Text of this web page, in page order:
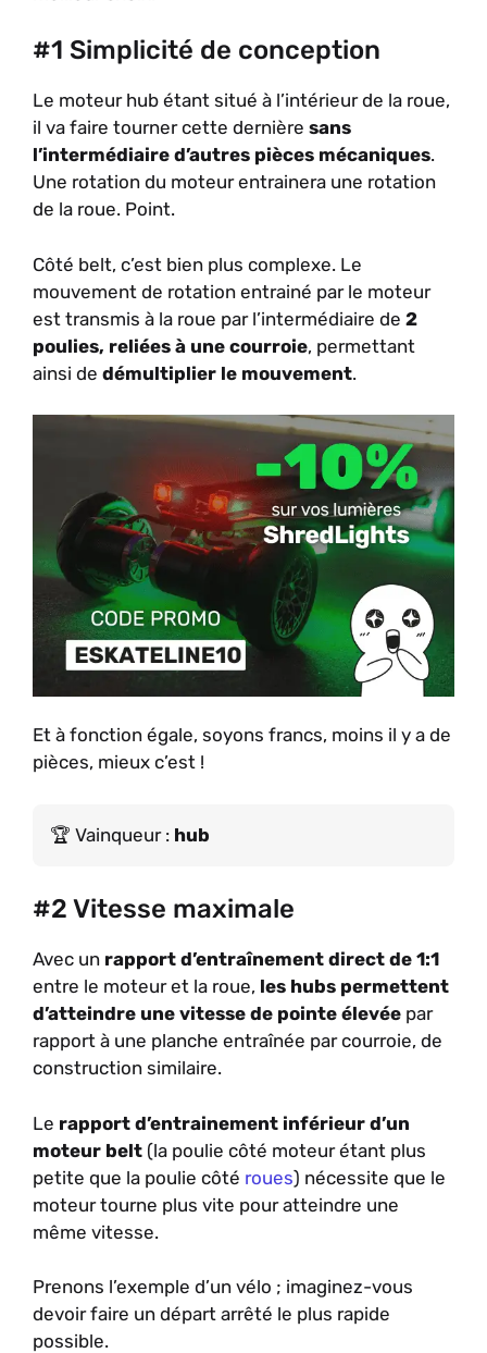
#1 Simplicité de conception
Le moteur hub étant situé à l’intérieur de la roue,
il va faire tourner cette dernière sans
l’intermédiaire d’autres pièces mécaniques.
Une rotation du moteur entrainera une rotation
de la roue. Point.
Côté belt, c’est bien plus complexe. Le
mouvement de rotation entrainé par le moteur
est transmis à la roue par l’intermédiaire de 2
poulies, reliées à une courroie, permettant
ainsi de démultiplier le mouvement.
Et à fonction égale, soyons francs, moins il y a de
pièces, mieux c’est !
Vainqueur : hub
#2 Vitesse maximale
Avec un rapport d’entraînement direct de 1:1
entre le moteur et la roue, les hubs permettent
d’atteindre une vitesse de pointe élevée par
rapport à une planche entraînée par courroie, de
construction similaire.
Le rapport d’entrainement inférieur d’un
moteur belt (la poulie côté moteur étant plus
petite que la poulie côté roues) nécessite que le
moteur tourne plus vite pour atteindre une
même vitesse.
Prenons l’exemple d’un vélo ; imaginez-vous
devoir faire un départ arrêté le plus rapide
possible.